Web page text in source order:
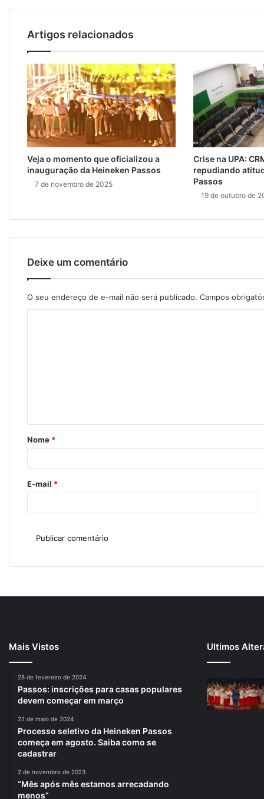
Artigos relacionados
Veja o momento que oficializou a
inauguração da Heineken Passos
7 de novembro de 2025
Crise na UPA:
repudiando
Passos
19 de outubro de
Deixe um comentário
O seu endereço de e-mail não será publicado. Campos
á
r
*
Nome *
E-mail *
Mais Vistos
28 de fevereiro de 2024
Passos: inscrições para casas populares
devem começar em março
22 de maio de 2024
Processo seletivo da Heineken Passos
começa em agosto. Saiba como se
cadastrar
2 de novembro de 2023
“Mês após mês estamos arrecadando
menos”
Ultimos